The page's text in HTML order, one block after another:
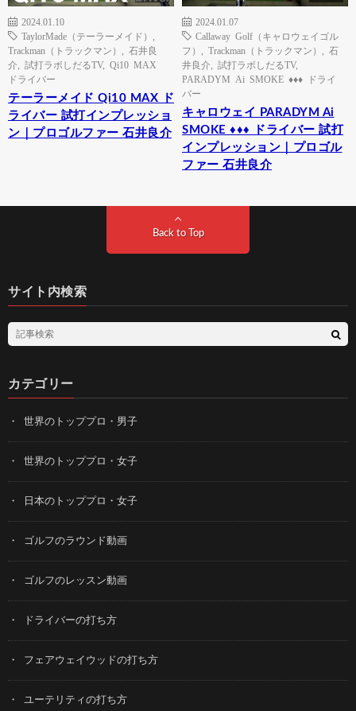
2024.01.10
TaylorMade（テーラーメイド）
Trackman（トラックマン）
石井良
介
試打ラボしだるTV, Qi10 MAX
ドライバー
テーラーメイド Qi10 MAX ド
ライバー 試打インプレッショ
ン｜プロゴルファー 石井良介
2024.01.07
Callaway Golf（キャロウェイゴル
フ）
Trackman（トラックマン）
石
井良介
試打ラボしだるTV,
PARADYM Ai SMOKE ♦♦♦ ドライ
バー
キャロウェイ PARADYM Ai
SMOKE ♦♦♦ ドライバー 試打
インプレッション｜プロゴル
ファー 石井良介
Back to Top
サイト内検索
カテゴリー
世界のトッププロ・男子
世界のトッププロ・女子
日本のトッププロ・女子
ゴルフのラウンド動画
ゴルフのレッスン動画
ドライバーの打ち方
フェアウェイウッドの打ち方
ユーテリティの打ち方